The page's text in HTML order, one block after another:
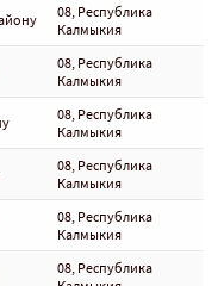
08, Республика
Калмыкия
08, Республика
Калмыкия
08, Республика
Калмыкия
08, Республика
Калмыкия
08, Республика
Калмыкия
08, Республика